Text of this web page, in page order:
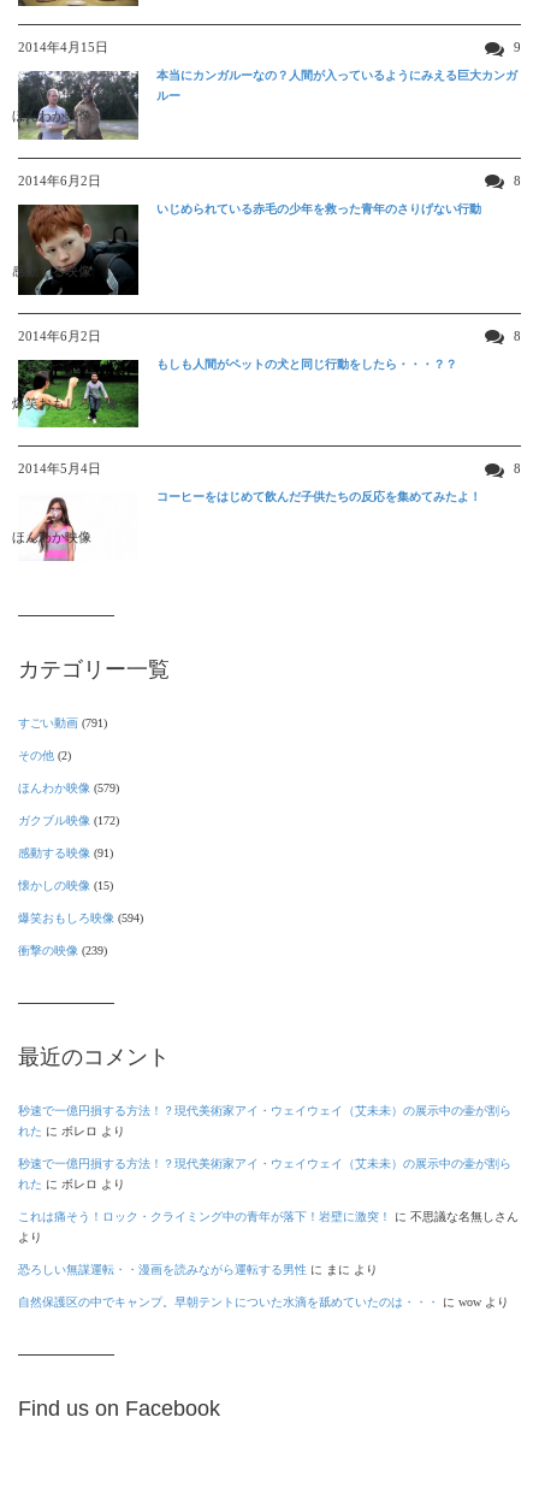
2014年4月15日 9
ほんわか映像
本当にカンガルーなの？人間が入っているようにみえる巨大カンガ
ルー
2014年6月2日 8
感動する映像
いじめられている赤毛の少年を救った青年のさりげない行動
2014年6月2日 8
爆笑おもしろ映像
もしも人間がペットの犬と同じ行動をしたら・・・？？
2014年5月4日 8
ほんわか映像
コーヒーをはじめて飲んだ子供たちの反応を集めてみたよ！
カテゴリー一覧
すごい動画 (791)
その他 (2)
ほんわか映像 (579)
ガクブル映像 (172)
感動する映像 (91)
懐かしの映像 (15)
爆笑おもしろ映像 (594)
衝撃の映像 (239)
最近のコメント
秒速で一億円損する方法！？現代美術家アイ・ウェイウェイ（艾未未）の展示中の壷が割ら
れた に ボレロ より
秒速で一億円損する方法！？現代美術家アイ・ウェイウェイ（艾未未）の展示中の壷が割ら
れた に ボレロ より
これは痛そう！ロック・クライミング中の青年が落下！岩壁に激突！ に 不思議な名無しさん
より
恐ろしい無謀運転・・漫画を読みながら運転する男性 に まに より
自然保護区の中でキャンプ。早朝テントについた水滴を舐めていたのは・・・ に wow より
Find us on Facebook